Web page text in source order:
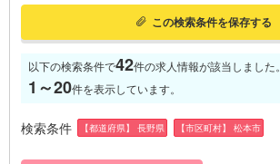
この検索条件を保存する
以下の検索条件で42件の求人情報が該当しました。
1～20件を表示しています。
検索条件 【都道府県】 長野県 【市区町村】 松本市